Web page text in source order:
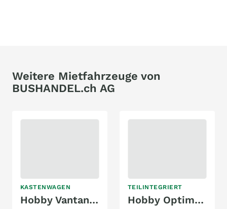
Weitere Mietfahrzeuge von
BUSHANDEL.ch AG
KASTENWAGEN
Hobby Vantana K60 FT De Luxe
TEILINTEGRIERT
Hobby Optima T70 GE De Luxe